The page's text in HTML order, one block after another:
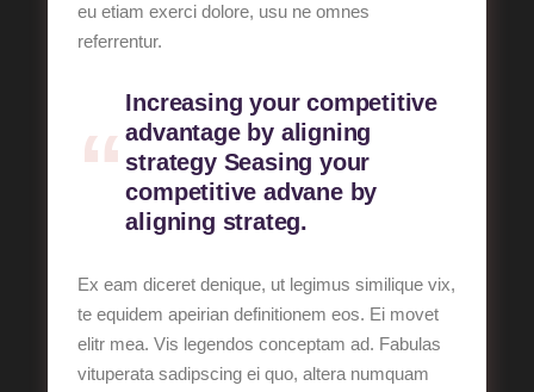
eu etiam exerci dolore, usu ne omnes
referrentur.
Increasing your competitive
advantage by aligning
strategy Seasing your
competitive advane by
aligning strateg.
Ex eam diceret denique, ut legimus similique vix,
te equidem apeirian definitionem eos. Ei movet
elitr mea. Vis legendos conceptam ad. Fabulas
vituperata sadipscing ei quo, altera numquam